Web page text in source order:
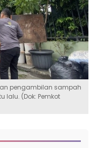
pengambilan sampah
lalu. (Dok: Pemkot